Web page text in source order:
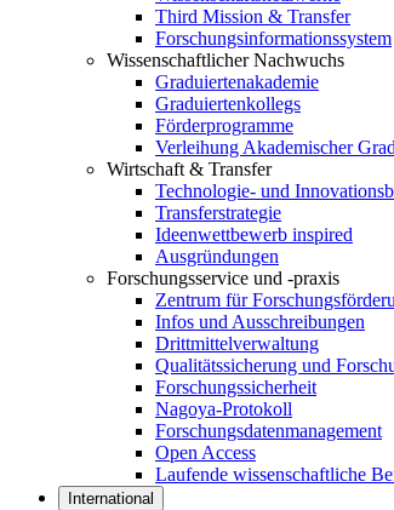
Third Mission & Transfer
Forschungsinformationssystem
Wissenschaftlicher Nachwuchs
Graduiertenakademie
Graduiertenkollegs
Förderprogramme
Verleihung Akademischer
Wirtschaft & Transfer
Technologie- und
Transferstrategie
Ideenwettbewerb inspired
Ausgründungen
Forschungsservice und -praxis
Zentrum für
Infos und Ausschreibungen
Drittmittelverwaltung
Qualitätssicherung und
Forschungssicherheit
Nagoya-Protokoll
Forschungsdatenmanagement
Open Access
Laufende wissenschaftliche
International